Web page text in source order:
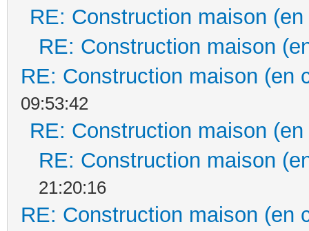
RE: Construction maison
RE: Construction maison
RE: Construction maison (en
09:53:42
RE: Construction maison
RE: Construction maison
21:20:16
RE: Construction maison (en